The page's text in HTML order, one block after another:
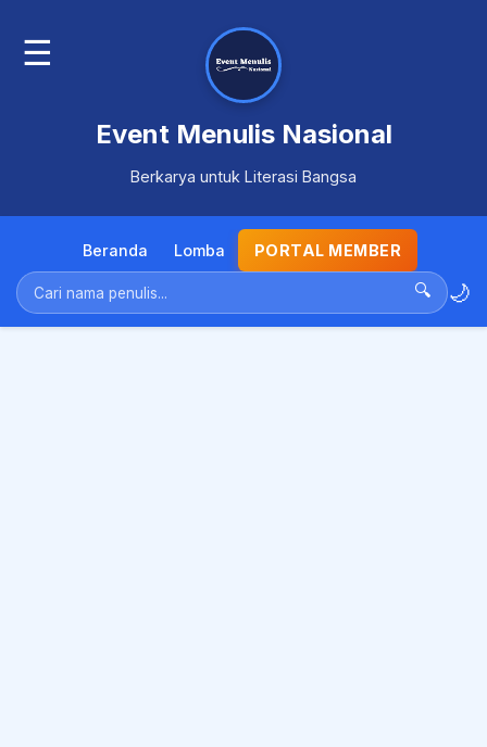
☰
Event Menulis Nasional
Berkarya untuk Literasi Bangsa
Beranda Lomba PORTAL MEMBER
🔍 🌙